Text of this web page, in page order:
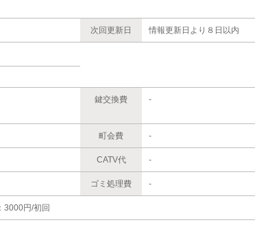
次回更新日 情報更新日より８日以内
鍵交換費 -
町会費 -
CATV代 -
ゴミ処理費 -
3000円/初回